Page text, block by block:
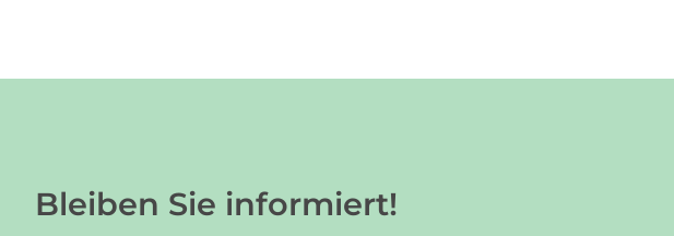
Bleiben Sie informiert!